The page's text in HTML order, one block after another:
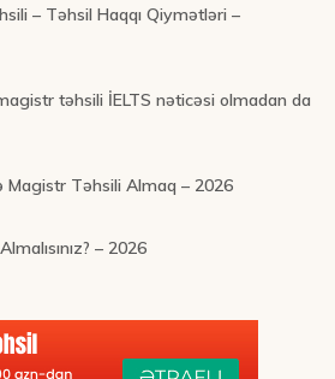
– Təhsil Haqqı Qiymətləri –
təhsili İELTS nəticəsi olmadan da
Təhsili Almaq – 2026
– 2026